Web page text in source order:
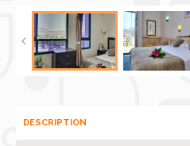
DESCRIPTION